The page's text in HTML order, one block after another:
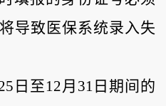
导致医保系统录入失
日至12月31日期间的